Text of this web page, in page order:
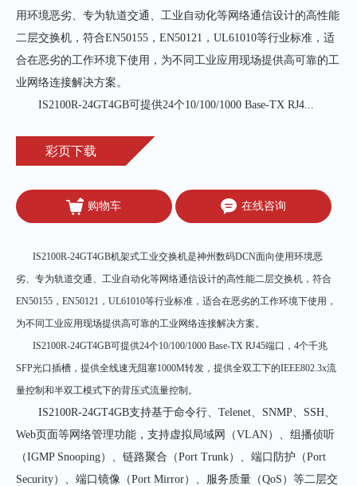
用环境恶劣、专为轨道交通、工业自动化等网络通信设计的高性能
二层交换机，符合EN50155，EN50121，UL61010等行业标准，适
合在恶劣的工作环境下使用，为不同工业应用现场提供高可靠的工
业网络连接解决方案。
       IS2100R-24GT4GB可提供24个10/100/1000 Base-TX RJ4...
彩页下载
购物车 在线咨询
IS2100R-24GT4GB机架式工业交换机是神州数码DCN面向使用环境恶
劣、专为轨道交通、工业自动化等网络通信设计的高性能二层交换机，符合
EN50155，EN50121，UL61010等行业标准，适合在恶劣的工作环境下使用，
为不同工业应用现场提供高可靠的工业网络连接解决方案。
IS2100R-24GT4GB可提供24个10/100/1000 Base-TX RJ45端口，4个千兆
SFP光口插槽，提供全线速无阻塞1000M转发，提供全双工下的IEEE802.3x流
量控制和半双工模式下的背压式流量控制。
IS2100R-24GT4GB支持基于命令行、Telenet、 SNMP、SSH、
Web页面等网络管理功能，支持虚拟局域网（VLAN）、组播侦听
（IGMP Snooping）、链路聚合（Port Trunk）、端口防护（Port
Security）、端口镜像（Port Mirror）、服务质量（QoS）等二层交